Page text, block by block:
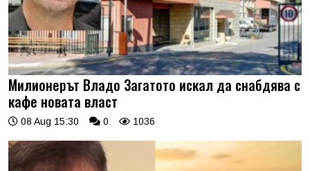
Милионерът Владо Загатото искал да снабдява с
кафе новата власт
08 Aug 15:30 0 1036